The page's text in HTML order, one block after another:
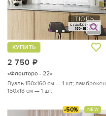
2 750
КУПИТЬ
«Фленторо - 22»
Вуаль 150х160 см — 1 шт; ламбрекен
150х18 см — 1 шт.
-50% NEW